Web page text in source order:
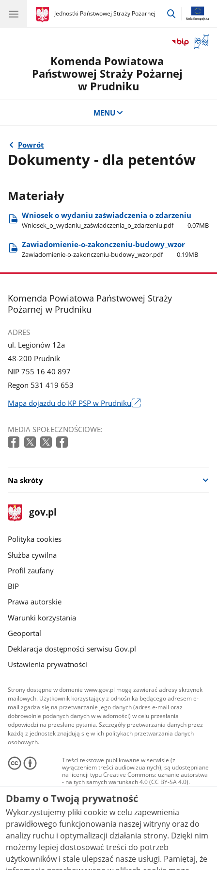
gov.pl
Jednostki Państwowej Straży Pożarnej
gov.pl
Jednostki
przejdź
okno
Komenda Powiatowa
Państwowej Straży Pożarnej
w Prudniku
MENU
Powrót
Dokumenty - dla petentów
Materiały
Wniosek o wydaniu zaświadczenia o zdarzeniu
Wniosek​_o​_wydaniu​_zaświadczenia​_o​_zdarzeniu.pdf 0.07MB
Zawiadomienie-o-zakonczeniu-budowy​_wzor
Zawiadomienie-o-zakonczeniu-budowy​_wzor.pdf 0.19MB
stopka
Komenda Powiatowa Państwowej Straży
Pożarnej w Prudniku
ADRES
ul. Legionów 12a
48-200 Prudnik
NIP 755 16 40 897
Regon 531 419 653
Mapa dojazdu do KP PSP w Prudniku
się
w
MEDIA SPOŁECZNOŚCIOWE:
Na skróty
stopka
gov.pl
Strona
gov.pl
gov.pl
Polityka cookies
Służba cywilna
Profil zaufany
BIP
Prawa autorskie
Warunki korzystania
Geoportal
Deklaracja dostępności serwisu Gov.pl
Ustawienia prywatności
Strony dostępne w domenie www.gov.pl mogą zawierać adresy skrzynek
mailowych. Użytkownik korzystający z odnośnika będącego adresem e-
mail zgadza się na przetwarzanie jego danych (adres e-mail oraz
dobrowolnie podanych danych w wiadomości) w celu przesłania
odpowiedzi na przesłane pytania. Szczegóły przetwarzania danych przez
każdą z jednostek znajdują się w ich politykach przetwarzania danych
osobowych.
Treści tekstowe publikowane w serwisie (z
wyłączeniem treści audiowizualnych), są udostępniane
na licencji typu Creative Commons: uznanie autorstwa
- na tych samych warunkach 4.0 (CC BY-SA 4.0).
Materiały audiowizualne, w tym zdjęcia, materiały
audio i wideo, są udostępniane na licencji typu
Creative Commons: uznanie autorstwa użycie
niekomercyjne - bez utworów zależnych 4.0 (CC BY-
NC-ND 4.0), o ile nie jest to stwierdzone inaczej.
Dbamy o Twoją prywatność
Wykorzystujemy pliki cookie w celu zapewnienia
prawidłowego funkcjonowania naszej witryny oraz do
analizy ruchu i optymalizacji działania strony. Dzięki nim
możemy lepiej dostosować treści do potrzeb
użytkowników i stale ulepszać nasze usługi. Pamiętaj, że